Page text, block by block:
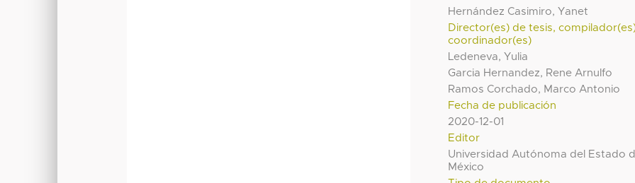
Hernández Casimiro, Yanet
Director(es) de tesis,
coordinador(es)
Ledeneva, Yulia
Garcia Hernandez, Rene Arnulfo
Ramos Corchado, Marco Antonio
Fecha de publicación
2020-12-01
Editor
Universidad Autónoma del Estado
México